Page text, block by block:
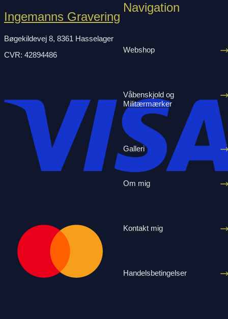
Ingemanns Gravering
Bøgekildevej 8, 8361 Hasselager
CVR: 42894486
Navigation
Webshop
Våbenskjold og
Militærmærker
Galleri
Om mig
Kontakt mig
Handelsbetingelser